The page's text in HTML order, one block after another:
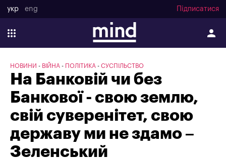
укр eng Підписатися
НОВИНИ ВІЙНА ПОЛІТИКА СУСПІЛЬСТВО
На Банковій чи без
Банкової - свою землю,
свій суверенітет, свою
державу ми не здамо –
Зеленський